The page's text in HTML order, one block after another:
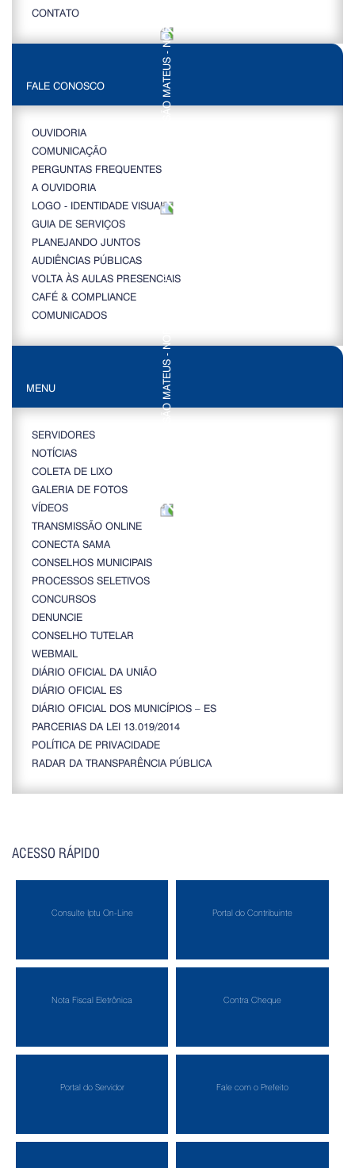
CONTATO
FALE CONOSCO
OUVIDORIA
COMUNICAÇÃO
PERGUNTAS FREQUENTES
A OUVIDORIA
LOGO - IDENTIDADE VISUAL
GUIA DE SERVIÇOS
PLANEJANDO JUNTOS
AUDIÊNCIAS PÚBLICAS
VOLTA ÀS AULAS PRESENCIAIS
CAFÉ & COMPLIANCE
COMUNICADOS
MENU
SERVIDORES
NOTÍCIAS
COLETA DE LIXO
GALERIA DE FOTOS
VÍDEOS
TRANSMISSÃO ONLINE
CONECTA SAMA
CONSELHOS MUNICIPAIS
PROCESSOS SELETIVOS
CONCURSOS
DENUNCIE
CONSELHO TUTELAR
WEBMAIL
DIÁRIO OFICIAL DA UNIÃO
DIÁRIO OFICIAL ES
DIÁRIO OFICIAL DOS MUNICÍPIOS – ES
PARCERIAS DA LEI 13.019/2014
POLÍTICA DE PRIVACIDADE
RADAR DA TRANSPARÊNCIA PÚBLICA
ACESSO RÁPIDO
Consulte Iptu On-Line Portal do Contribuinte
Nota Fiscal Eletrônica Contra Cheque
Portal do Servidor Fale com o Prefeito